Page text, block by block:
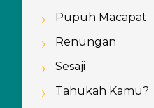
Pupuh Macapat
Renungan
Sesaji
Tahukah Kamu?